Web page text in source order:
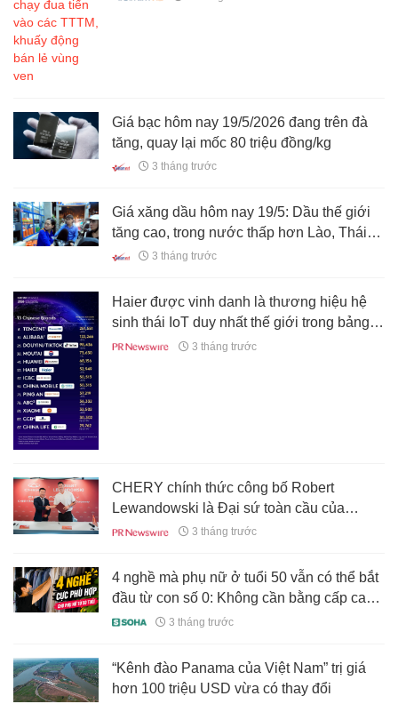
Giá bạc hôm nay 19/5/2026 đang trên đà
tăng, quay lại mốc 80 triệu đồng/kg
3 tháng trước
Giá xăng dầu hôm nay 19/5: Dầu thế giới
tăng cao, trong nước thấp hơn Lào, Thái
Lan
3 tháng trước
Haier được vinh danh là thương hiệu hệ
sinh thái IoT duy nhất thế giới trong bảng
xếp hạng Kantar BrandZ Top 100 suốt tám
3 tháng trước
CHERY chính thức công bố Robert
Lewandowski là Đại sứ toàn cầu của
thương hiệu CHERY, củng cố triết lý
3 tháng trước
4 nghề mà phụ nữ ở tuổi 50 vẫn có thể bắt
đầu từ con số 0: Không cần bằng cấp cao,
vẫn kiếm ra tiền
3 tháng trước
“Kênh đào Panama của Việt Nam” trị giá
hơn 100 triệu USD vừa có thay đổi